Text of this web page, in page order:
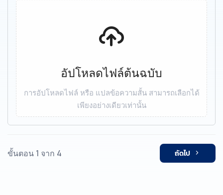
อัปโหลดไฟล์ต้นฉบับ
การอัปโหลดไฟล์ หรือ แปลข้อความสั้น สามารถเลือกได้
เพียงอย่างเดียวเท่านั้น
ขั้นตอน 1 จาก 4 ถัดไป